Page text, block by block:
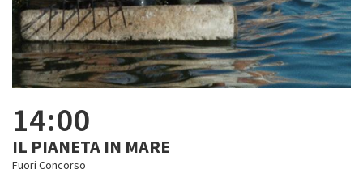
14:00
IL PIANETA IN MARE
Fuori Concorso